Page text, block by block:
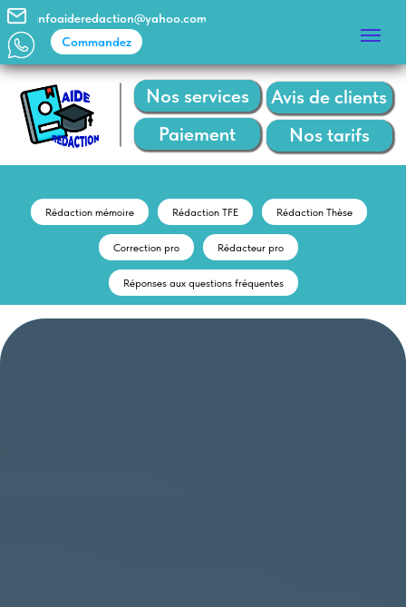
Nos services
Nos tarifs
Paiement
Avis de clients
Commandez
infoaideredaction@yahoo.com
Rédaction mémoire Rédaction TFE Rédaction Thèse
Correction pro Rédacteur pro
Réponses aux questions fréquentes